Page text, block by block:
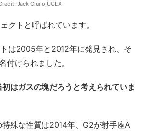
Jack Ciurlo,UCLA
クトと呼ばれています。
は2005年と2012年に発見され、そ
付けられました。
初はガスの塊だろうと考えられていま
特殊な性質は2014年、G2が射手座A